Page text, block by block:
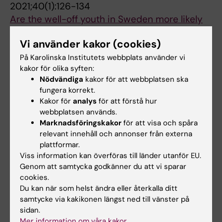
2021;40(1):126-134
Are the well-off youth in Sweden more likely
Gripe I; Danielsson A-K; Karlsson P; Thor S;
Ramstedt M
Alla författare
ARTICLE:ADDICTION.2018;113(9):1643-1650
Are changes in drinking related to changes in
cannabis use among Swedish adolescents? A
time-series analysis for the period 1989-2016
Gripe I; Danielsson A-K; Ramstedt M
ARTICLE:NORDIC STUDIES ON ALCOHOL AND
DRUGS.2018;35(2):131-146
Individual and school-class correlates of
youth cannabis use in Sweden: A multilevel
study
Karlsson P; Ekendahl M; Gripe I; Raninen J
Vi använder kakor (cookies)
På Karolinska Institutets webbplats använder vi
kakor för olika syften:
Nödvändiga kakor för att webbplatsen ska
fungera korrekt.
Kakor för analys för att förstå hur
webbplatsen används.
Marknadsföringskakor för att visa och spåra
relevant innehåll och annonser från externa
plattformar.
Viss information kan överföras till länder utanför EU.
Genom att samtycka godkänner du att vi sparar
cookies.
Du kan när som helst ändra eller återkalla ditt
samtycke via kakikonen längst ned till vänster på
sidan.